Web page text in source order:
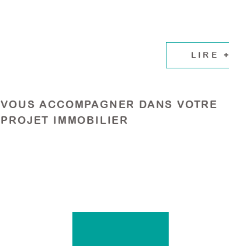
LIRE +
VOUS ACCOMPAGNER DANS VOTRE
PROJET IMMOBILIER